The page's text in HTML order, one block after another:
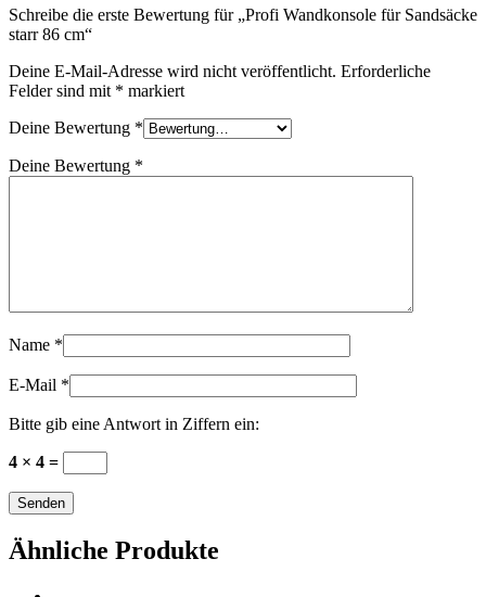
Schreibe die erste Bewertung für „Profi Wandkonsole für Sandsäcke
starr 86 cm“
Deine E-Mail-Adresse wird nicht veröffentlicht. Erforderliche
Felder sind mit * markiert
Deine Bewertung *
Deine Bewertung *
Name *
E-Mail *
Bitte gib eine Antwort in Ziffern ein:
4 × 4 =
Ähnliche Produkte